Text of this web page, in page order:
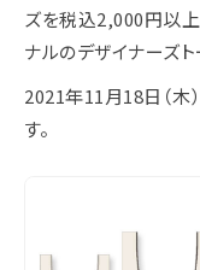
ズを税込2,000円以
ナルのデザイナーズト
2021年11月18日（木
す。